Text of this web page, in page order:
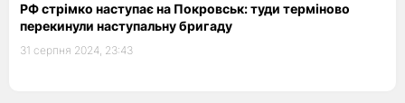
РФ стрімко наступає на Покровськ: туди терміново
перекинули наступальну бригаду
31 серпня 2024, 23:43